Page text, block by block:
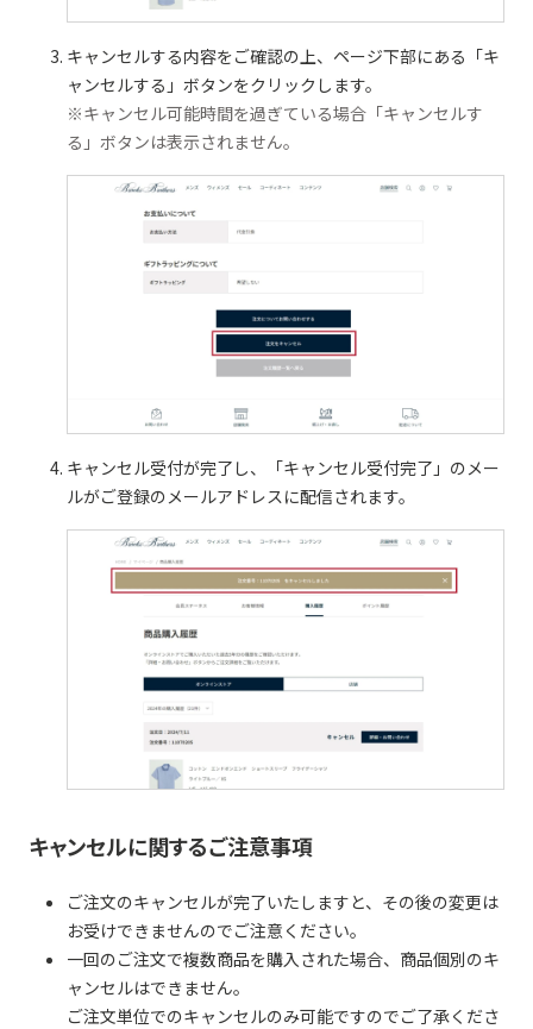
キャンセルする内容をご確認の上、ページ下部にある「キ
ャンセルする」ボタンをクリックします。
※キャンセル可能時間を過ぎている場合「キャンセルす
る」ボタンは表示されません。
キャンセル受付が完了し、「キャンセル受付完了」のメー
ルがご登録のメールアドレスに配信されます。
キャンセルに関するご注意事項
ご注文のキャンセルが完了いたしますと、その後の変更は
お受けできませんのでご注意ください。
一回のご注文で複数商品を購入された場合、商品個別のキ
ャンセルはできません。
ご注文単位でのキャンセルのみ可能ですのでご了承くださ